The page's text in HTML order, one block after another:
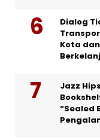
Dialog
Kota
Jazz
“Sealed